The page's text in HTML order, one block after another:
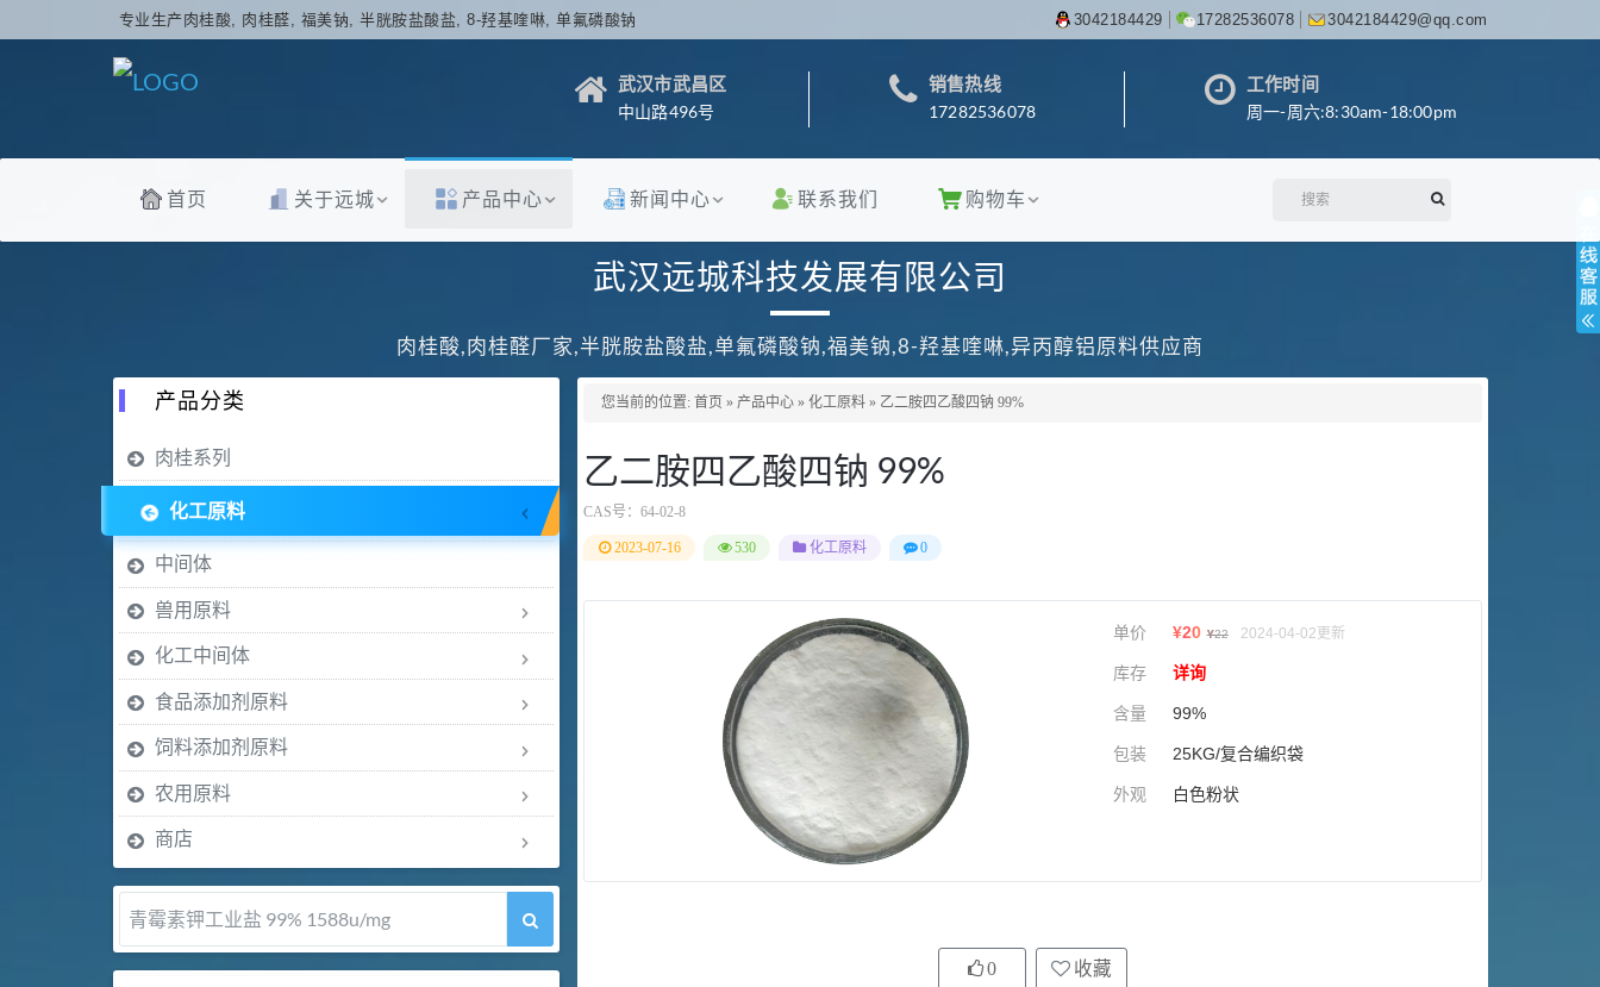
专业生产肉桂酸, 肉桂醛, 福美钠, 半胱胺盐酸盐, 8-羟基喹啉, 单氟磷酸钠 3042184429 17282536078 3042184429@qq.com
武汉市武昌区
中山路496号
销售热线
17282536078
工作时间
周一-周六:8:30am-18:00pm
首页 关于远城 产品中心 新闻中心 联系我们 购物车
武汉远城科技发展有限公司
肉桂酸,肉桂醛厂家,半胱胺盐酸盐,单氟磷酸钠,福美钠,8-羟基喹啉,异丙醇铝原料供应商
您当前的位置: 首页 » 产品中心 » 化工原料 » 乙二胺四乙酸四钠 99%
乙二胺四乙酸四钠 99%
CAS号： 64-02-8
2023-07-16 530 化工原料 0
单价 ¥20 ¥22 2024-04-02更新
库存 详询
含量 99%
包装 25KG/复合编织袋
外观 白色粉状
0 收藏
产品分类
肉桂系列
化工原料
中间体
兽用原料
化工中间体
食品添加剂原料
饲料添加剂原料
农用原料
商店
青霉素钾工业盐 99% 1588u/mg